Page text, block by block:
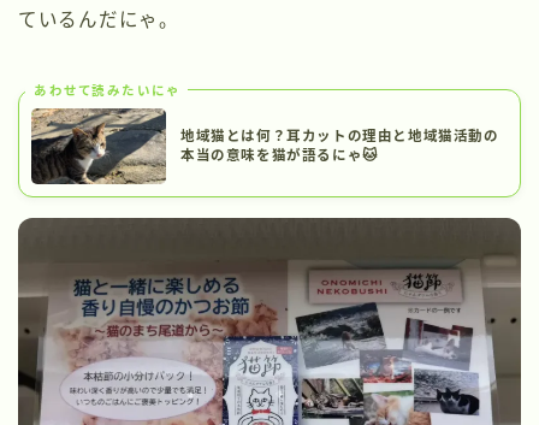
ているんだにゃ。
あわせて読みたいにゃ
地域猫とは何？耳カットの理由と地域猫活動の
本当の意味を猫が語るにゃ🐱